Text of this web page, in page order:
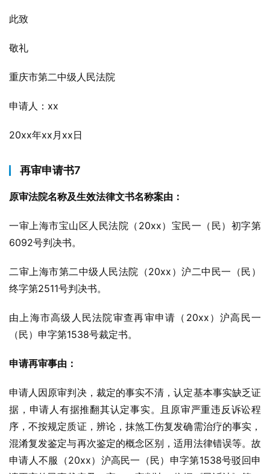
此致
敬礼
重庆市第二中级人民法院
申请人：xx
20xx年xx月xx日
再审申请书7
原审法院名称及生效法律文书名称案由：
一审上海市宝山区人民法院（20xx）宝民一（民）初字第
6092号判决书。
二审上海市第二中级人民法院（20xx）沪二中民一（民）
终字第2511号判决书。
由上海市高级人民法院审查再审申请（20xx）沪高民一
（民）申字第1538号裁定书。
申请再审事由：
申请人因原审判决，裁定的事实不清，认定基本事实缺乏证
据，申请人有据推翻其认定事实。且原审严重违反诉讼程
序，不按规定质证，辨论，抹煞工伤复发确需治疗的事实，
混淆复发鉴定与再次鉴定的概念区别，适用法律错误等。故
申请人不服（20xx）沪高民一（民）申字第1538号驳回申